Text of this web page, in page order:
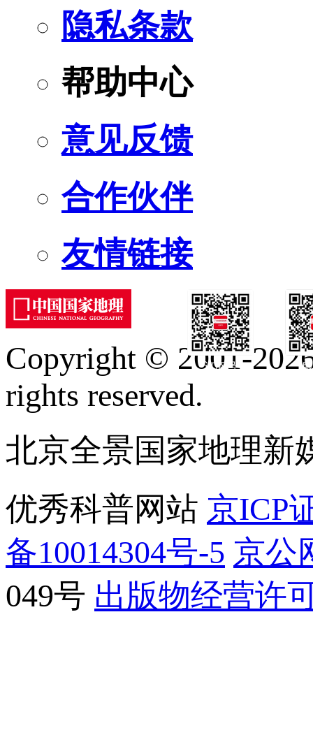
隐私条款
帮助中心
意见反馈
合作伙伴
友情链接
订阅号
Copyright © 2001-
rights reserved.
北京全景国家地理新
优秀科普网站 京ICP
备10014304号-5 京公
049号 出版物经营许